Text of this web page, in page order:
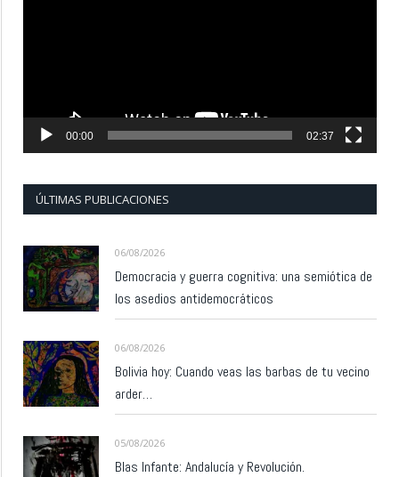
00:00 02:37
ÚLTIMAS PUBLICACIONES
06/08/2026
Democracia y guerra cognitiva: una semiótica de
los asedios antidemocráticos
06/08/2026
Bolivia hoy: Cuando veas las barbas de tu vecino
arder…
05/08/2026
Blas Infante: Andalucía y Revolución.